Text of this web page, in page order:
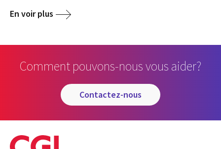
En voir plus
Comment pouvons-nous vous aider?
contactez-nous